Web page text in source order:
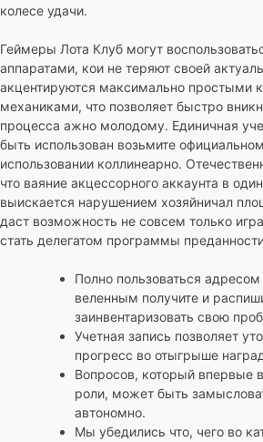
колесе удачи.
Геймеры Лота Клуб могут
аппаратами, кои не теряют своей
акцентируются максимально простыми
механиками, что позволяет быстро
процесса ажно молодому. Единичная
быть использован возьмите
использовании коллинеарно.
что ваяние акцессорного аккаунта в
выискается нарушением хозяйничал
даст возможность не совсем только
стать делегатом программы
Полно пользоваться
веленным получите и
заинвентаризовать свою
Учетная запись позволяет
прогресс во отыгрыше
Вопросов, который впервые
роли, может быть
автономно.
Мы убедились что, чего во